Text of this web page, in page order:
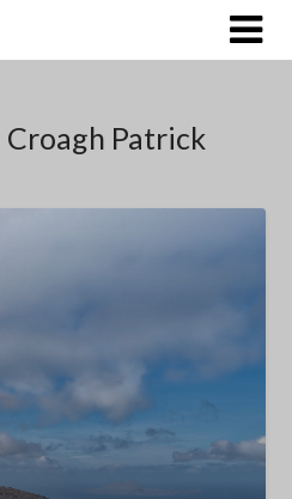
Croagh Patrick